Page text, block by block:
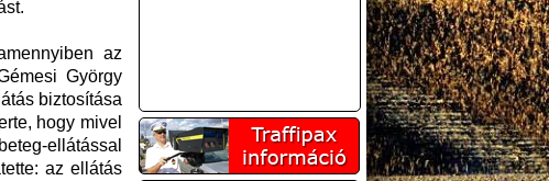
az
György
biztosítása
hogy mivel
ellátással
az ellátás